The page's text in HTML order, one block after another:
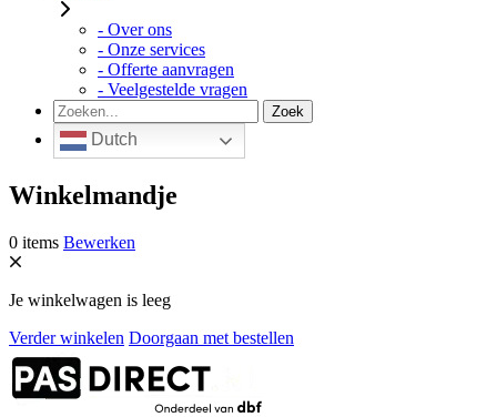
- Over ons
- Onze services
- Offerte aanvragen
- Veelgestelde vragen
Dutch
Winkelmandje
0 items Bewerken
Je winkelwagen is leeg
Verder winkelen Doorgaan met bestellen